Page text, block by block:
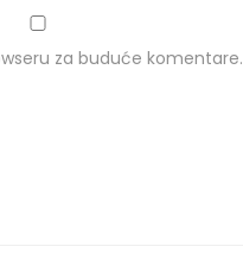
za buduće komentare.